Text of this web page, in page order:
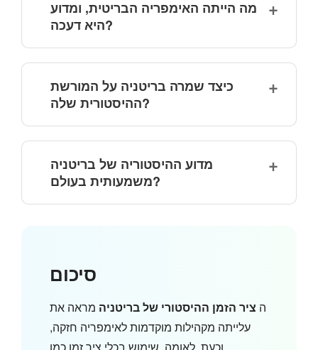
מה הייתה האימפריה הבריטית, ומדוע
היא דעכה?
כיצד שמרה בריטניה על המורשת
ההיסטורית שלה?
מדוע ההיסטוריה של בריטניה
משמעותית בעולם?
סיכום
ה ציר הזמן ההיסטורי של בריטניה מראה את
עלייתה מקהילות מוקדמות לאימפריה חזקה,